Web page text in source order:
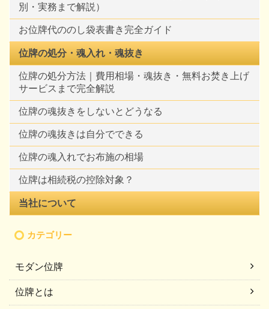
別・実務まで解説）
お位牌代ののし袋表書き完全ガイド
位牌の処分・魂入れ・魂抜き
位牌の処分方法｜費用相場・魂抜き・無料お焚き上げ
サービスまで完全解説
位牌の魂抜きをしないとどうなる
位牌の魂抜きは自分でできる
位牌の魂入れでお布施の相場
位牌は相続税の控除対象？
当社について
カテゴリー
モダン位牌
位牌とは